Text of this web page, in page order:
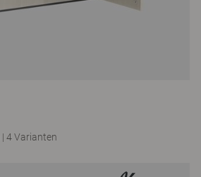
| 4 Varianten